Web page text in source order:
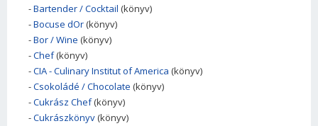
-Bartender / Cocktail (könyv)
-Bocuse dOr (könyv)
-Bor / Wine (könyv)
-Chef(könyv)
-CIA - Culinary Institut of America (könyv)
-Csokoládé / Chocolate (könyv)
-Cukrász Chef(könyv)
-Cukrászkönyv (könyv)